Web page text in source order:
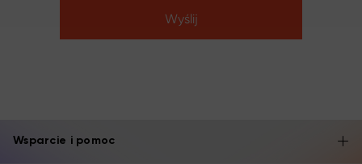
Wyślij
Wsparcie i pomoc